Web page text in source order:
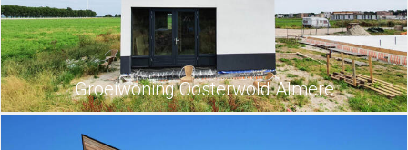
Groeiwoning Oosterwold Almere